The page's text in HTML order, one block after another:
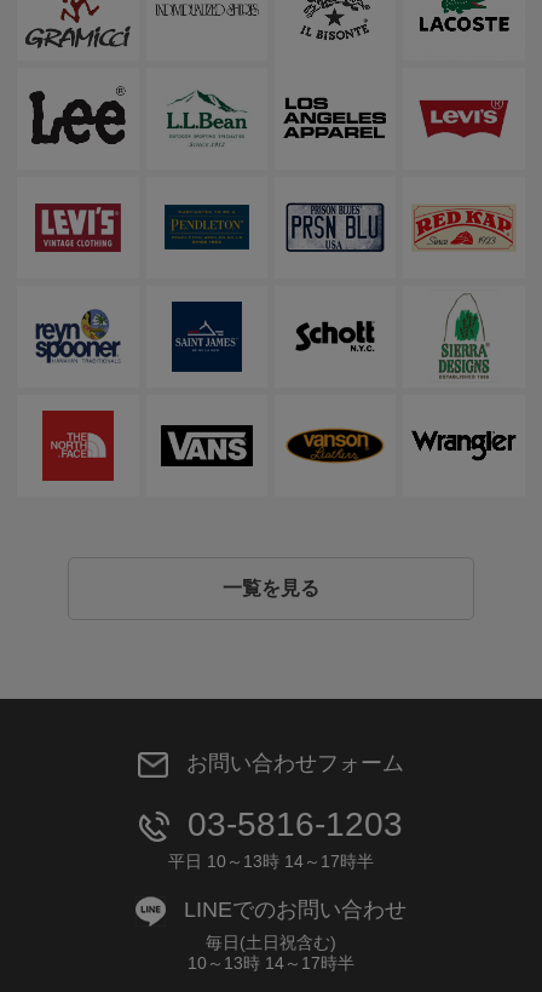
一覧を見る
お問い合わせフォーム
03-5816-1203
平日 10～13時 14～17時半
LINEでのお問い合わせ
毎日(土日祝含む)
10～13時 14～17時半